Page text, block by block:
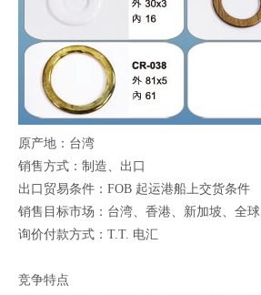
原产地：台湾
销售方式：制造、出口
出口贸易条件：FOB 起运港船上交货条件
销售目标市场：台湾、香港、新加坡、全球
询价付款方式：T.T. 电汇
竞争特点